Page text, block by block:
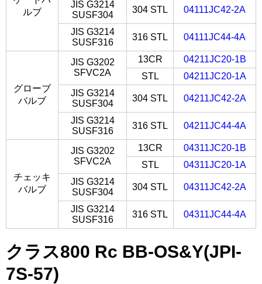
ルブ
JIS G3214
SUSF304
304 STL 04111JC42-2A
JIS G3214
SUSF316
316 STL 04111JC44-4A
グローブ
バルブ
JIS G3202
SFVC2A
13CR
04211JC20-1B
STL
04211JC20-1A
JIS G3214
SUSF304
304 STL 04211JC42-2A
JIS G3214
SUSF316
316 STL 04211JC44-4A
チェッキ
バルブ
JIS G3202
SFVC2A
13CR
04311JC20-1B
STL
04311JC20-1A
JIS G3214
SUSF304
304 STL 04311JC42-2A
JIS G3214
SUSF316
316 STL 04311JC44-4A
クラス800 Rc BB-OS&Y(JPI-
7S-57)